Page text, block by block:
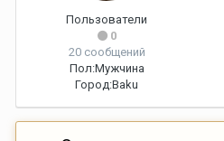
Пользователи
0
20 сообщений
Пол:Мужчина
Город:Baku